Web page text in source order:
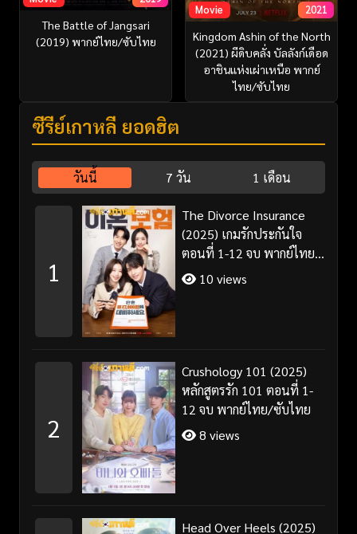
The Battle of Jangsari
(2019) พากย์ไทย/ซับไทย
Movie 2021
Kingdom Ashin of the North
(2021) ผีดิบคลั่ง บัลลังก์เดือด
อาชินแห่งเผ่าเหนือ พากย์
ไทย/ซับไทย
ซีรี่ย์เกาหลี ยอดฮิต
วันนี้ 7 วัน 1 เดือน
1
The Divorce Insurance
(2025) เกมรักประกันใจ
ตอนที่ 1-12 จบ พากย์ไทย
ซับไทย
10 views
2
Crushology 101 (2025)
หลักสูตรรัก 101 ตอนที่ 1-
12 จบ พากย์ไทย/ซับไทย
8 views
Head Over Heels (2025)